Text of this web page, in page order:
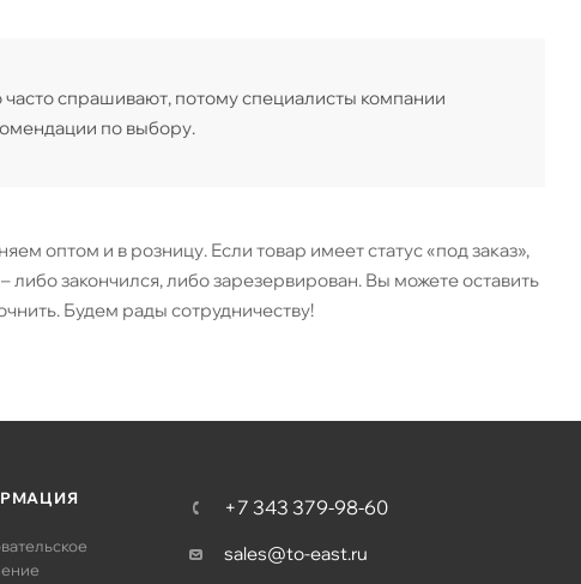
часто спрашивают, потому специалисты компании
по выбору.
оптом и в розницу. Если товар имеет статус «под заказ»,
либо закончился, либо зарезервирован. Вы можете оставить
Будем рады сотрудничеству!
+7 343 379-98-60
sales@to-east.ru